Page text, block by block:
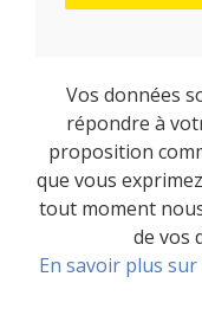
Vos données
répondre à
proposition
que vous
tout moment
de vos
En savoir plus